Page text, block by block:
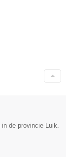
de provincie Luik.